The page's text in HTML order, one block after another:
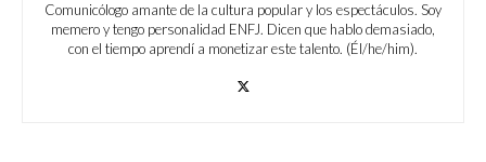
Comunicólogo amante de la cultura popular y los espectáculos. Soy
memero y tengo personalidad ENFJ. Dicen que hablo demasiado,
con el tiempo aprendí a monetizar este talento. (Él/he/him).